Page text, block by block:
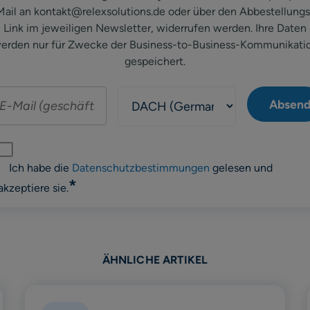
an kontakt@relexsolutions.de oder über den
Link im jeweiligen Newsletter, widerrufen werden. Ihre Daten
nur für Zwecke der Business-to-Business-
gespeichert.
Ich habe die Datenschutzbestimmungen gelesen und
sie.*
ÄHNLICHE ARTIKEL